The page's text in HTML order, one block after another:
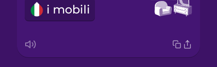
i mobili